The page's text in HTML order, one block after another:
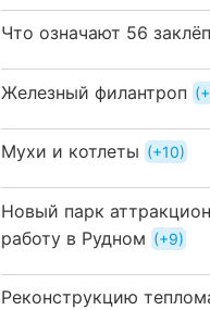
Что означают 56
Железный филантроп
Мухи и котлеты +10
Новый парк
работу в Рудном
+9
Реконструкцию